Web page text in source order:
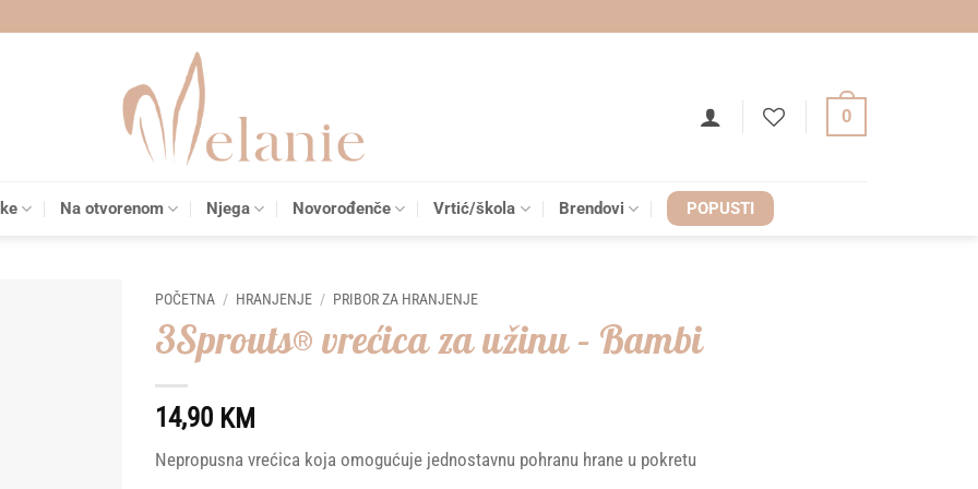
0
Na otvorenom Njega Novorođenče Vrtić/škola Brendovi POPUSTI
POČETNA / HRANJENJE / PRIBOR ZA HRANJENJE
3Sprouts® vrećica za užinu – Bambi
14,90 KM
Nepropusna vrećica koja omogućuje jednostavnu pohranu hrane u pokretu